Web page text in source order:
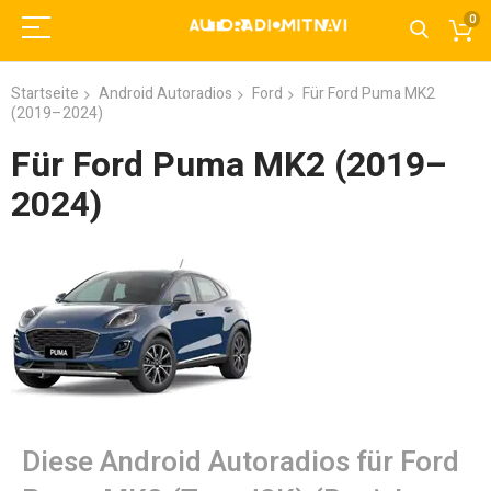
0
Startseite Android Autoradios Ford
Für Ford Puma MK2
(2019–2024)
Für Ford Puma MK2 (2019–
2024)
Diese Android Autoradios für Ford